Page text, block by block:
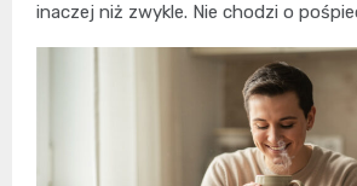
inaczej niż zwykle. Nie chodzi o